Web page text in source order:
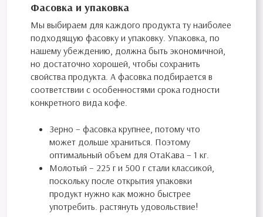
Фасовка и упаковка
Мы выбираем для каждого продукта ту наиболее
подходящую фасовку и упаковку. Упаковка, по
нашему убеждению, должна быть экономичной,
но достаточно хорошей, чтобы сохранить
свойства продукта. А фасовка подбирается в
соответствии с особенностями срока годности
конкретного вида кофе.
Зерно – фасовка крупнее, потому что
может дольше храниться. Поэтому
оптимальный объем для ОтаКава – 1 кг.
Молотый – 225 г и 500 г стали классикой,
поскольку после открытия упаковки
продукт нужно как можно быстрее
употребить. растянуть удовольствие!